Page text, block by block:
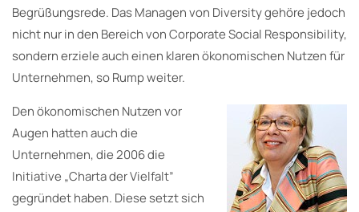
Begrüßungsrede. Das Managen von Diversity gehöre jedoch
nicht nur in den Bereich von Corporate Social Responsibility,
sondern erziele auch einen klaren ökonomischen Nutzen für
Unternehmen, so Rump weiter.
Den ökonomischen Nutzen vor
Augen hatten auch die
Unternehmen, die 2006 die
Initiative „Charta der Vielfalt”
gegründet haben. Diese setzt sich